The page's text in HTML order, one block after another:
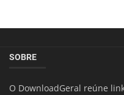
SOBRE
O DownloadGeral reúne